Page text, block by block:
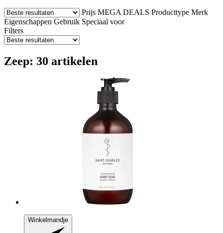
Prijs MEGA DEALS Producttype Merk
Eigenschappen Gebruik Speciaal voor
Filters
Zeep: 30 artikelen
Winkelmandje